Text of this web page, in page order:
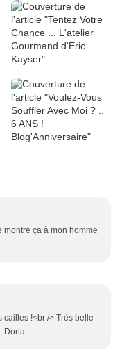
montre ça à mon homme
cailles !<br /> Très belle
Doria